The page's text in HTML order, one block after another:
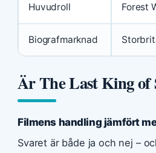
Huvudroll Forest
Biografmarknad
Är The Last King of
Filmens handling jämfört
Svaret är både ja och nej –